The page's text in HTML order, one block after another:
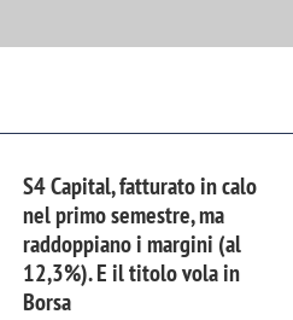
S4 Capital, fatturato in calo
nel primo semestre, ma
raddoppiano i margini (al
12,3%). E il titolo vola in
Borsa